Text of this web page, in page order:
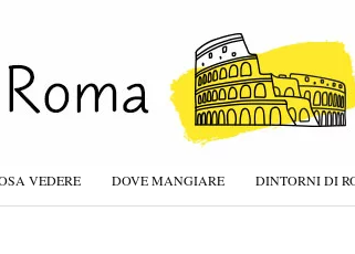
VEDERE DOVE MANGIARE DINTORNI DI